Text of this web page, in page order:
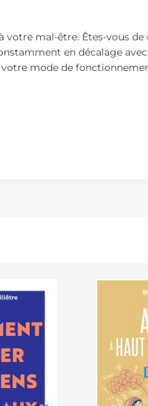
mal-être. Êtes-vous
en décalage
votre mode de